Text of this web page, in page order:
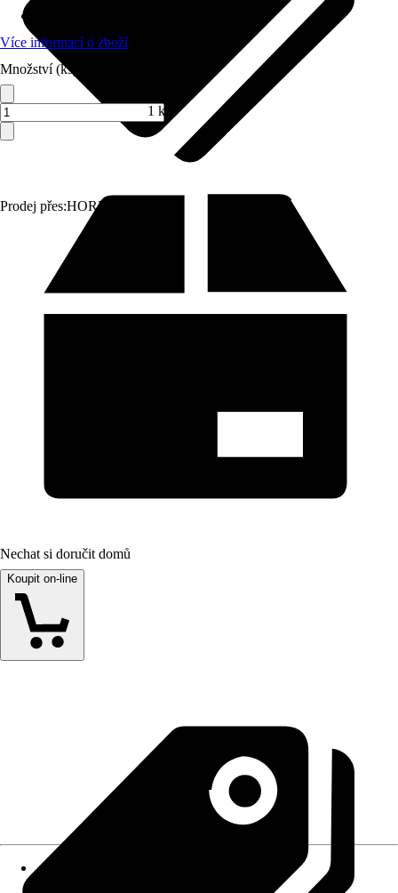
Prodej přes:HORNBACH
Více informací o zboží
Množství (ks)
1 ks
Nechat si doručit domů
Koupit on-line